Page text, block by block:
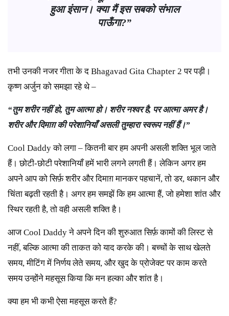
हुआ इंसान। क्या मैं इस सबको संभाल
पाऊँगा?”
तभी उनकी नजर गीता के द Bhagavad Gita Chapter 2 पर पड़ी।
कृष्ण अर्जुन को समझा रहे थे –
“तुमशरीरनहींहो, तुमआत्माहो। शरीरनश्वरहै, परआत्माअमरहै।
शरीरऔरदिमाग़कीपरेशानियाँअसलीतुम्हारास्वरूपनहींहैं।”
Cool Daddy को लगा – कितनी बार हम अपनी असली शक्ति भूल जाते
हैं। छोटी-छोटी परेशानियाँ हमें भारी लगने लगती हैं। लेकिन अगर हम
अपने आप को सिर्फ़ शरीर और दिमाग़ मानकर पहचानें, तो डर, थकान और
चिंता बढ़ती रहती है। अगर हम समझें कि हम आत्मा हैं, जो हमेशा शांत और
स्थिर रहती है, तो वही असली शक्ति है।
आज Cool Daddy ने अपने दिन की शुरुआत सिर्फ़ कामों की लिस्ट से
नहीं, बल्कि आत्मा की ताकत को याद करके की। बच्चों के साथ खेलते
समय, मीटिंग में निर्णय लेते समय, और खुद के प्रोजेक्ट पर काम करते
समय उन्होंने महसूस किया कि मन हल्का और शांत है।
क्या हम भी कभी ऐसा महसूस करते हैं?